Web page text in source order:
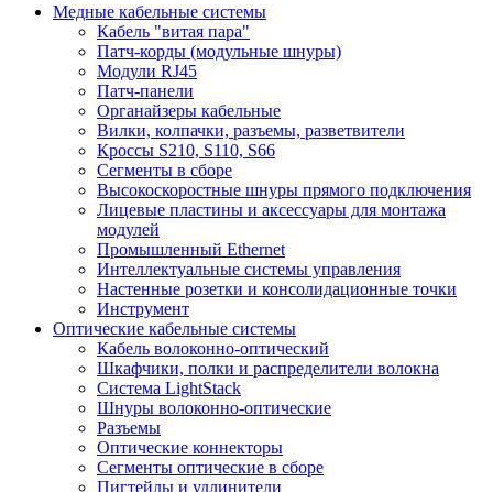
Медные кабельные системы
Кабель "витая пара"
Патч-корды (модульные шнуры)
Модули RJ45
Патч-панели
Органайзеры кабельные
Вилки, колпачки, разъемы, разветвители
Кроссы S210, S110, S66
Сегменты в сборе
Высокоскоростные шнуры прямого подключения
Лицевые пластины и аксессуары для монтажа
модулей
Промышленный Ethernet
Интеллектуальные системы управления
Настенные розетки и консолидационные точки
Инструмент
Оптические кабельные системы
Кабель волоконно-оптический
Шкафчики, полки и распределители волокна
Система LightStack
Шнуры волоконно-оптические
Разъемы
Оптические коннекторы
Сегменты оптические в сборе
Пигтейлы и удлинители